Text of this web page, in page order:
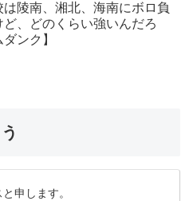
は陵南、湘北、海南にボロ負
ど、どのくらい強いんだろ
ダンク】
申します。